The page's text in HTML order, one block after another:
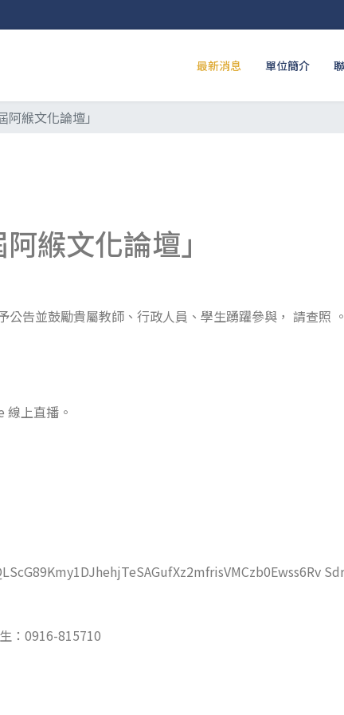
最新消息 單位簡介
緱文化論壇」
緱文化論壇」
告並鼓勵貴屬教師、行政人員、學生踴躍參與， 請查照 。
上直播。
：0916-815710